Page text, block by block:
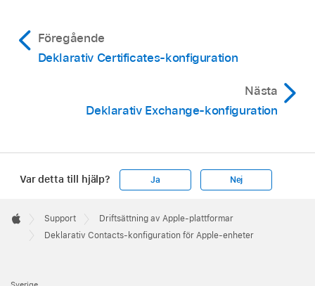
Föregående
Deklarativ Certificates-konfiguration
Nästa
Deklarativ Exchange-konfiguration
Var detta till hjälp? Ja Nej
Footer

Apple
Support
Driftsättning av Apple-plattformar
Deklarativ Contacts-konfiguration för Apple-enheter